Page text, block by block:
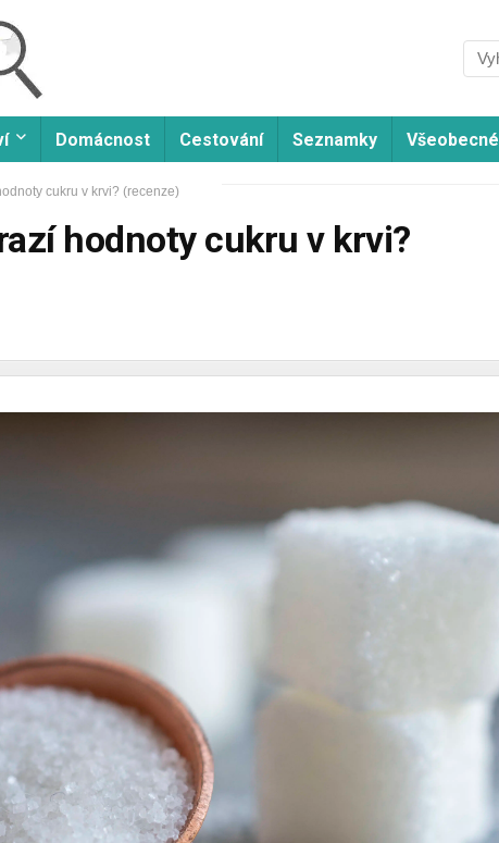
Domácnost Cestování Seznamky Všeobecné
cukru v krvi? (recenze)
hodnoty cukru v krvi?